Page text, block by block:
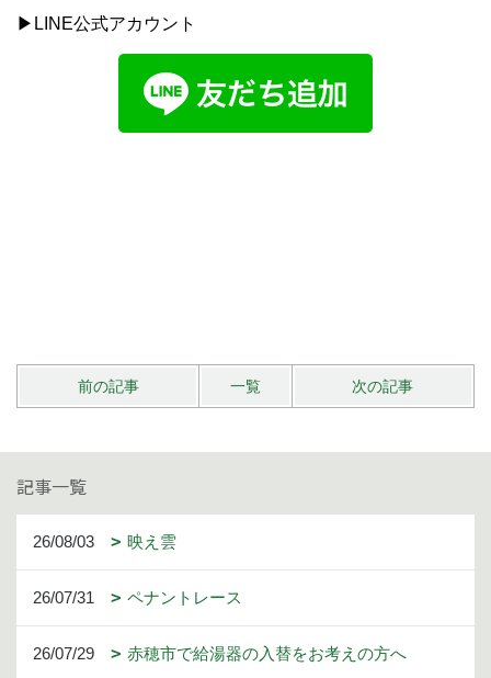
▶LINE公式アカウント
前の記事 一覧 次の記事
記事一覧
26/08/03 映え雲
26/07/31 ペナントレース
26/07/29 赤穂市で給湯器の入替をお考えの方へ